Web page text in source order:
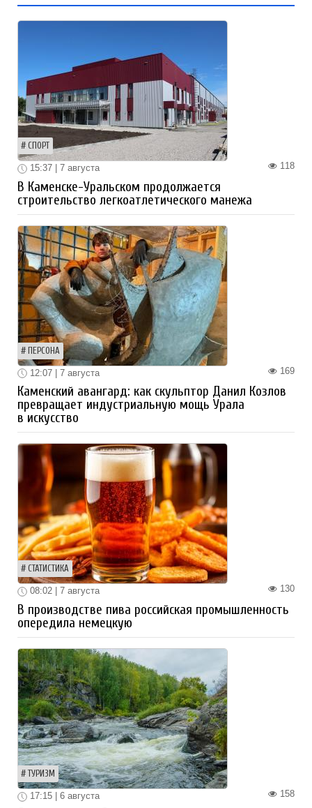
СПОРТ
118
15:37 | 7 августа
В Каменске-Уральском продолжается
строительство легкоатлетического манежа
ПЕРСОНА
169
12:07 | 7 августа
Каменский авангард: как скульптор Данил Козлов
превращает индустриальную мощь Урала
в искусство
СТАТИСТИКА
130
08:02 | 7 августа
В производстве пива российская промышленность
опередила немецкую
ТУРИЗМ
158
17:15 | 6 августа